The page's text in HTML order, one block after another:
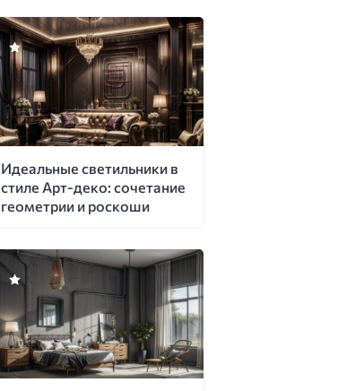
Идеальные светильники в
стиле Арт-деко: сочетание
геометрии и роскоши